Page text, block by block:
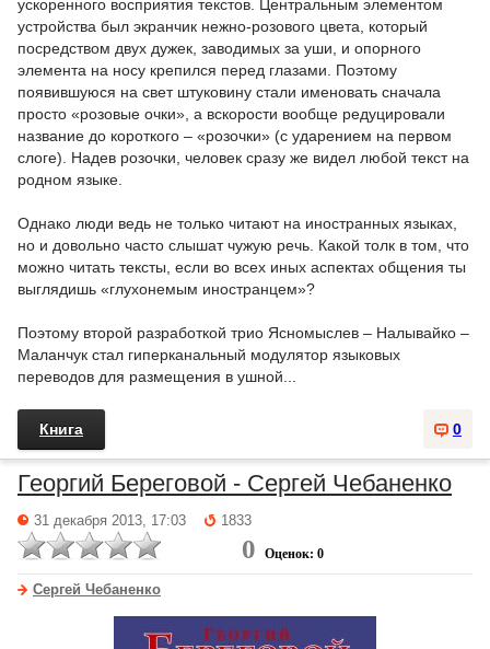
ускоренного восприятия текстов. Центральным элементом
устройства был экранчик нежно-розового цвета, который
посредством двух дужек, заводимых за уши, и опорного
элемента на носу крепился перед глазами. Поэтому
появившуюся на свет штуковину стали именовать сначала
просто «розовые очки», а вскорости вообще редуцировали
название до короткого – «розочки» (с ударением на первом
слоге). Надев розочки, человек сразу же видел любой текст на
родном языке.
Однако люди ведь не только читают на иностранных языках,
но и довольно часто слышат чужую речь. Какой толк в том, что
можно читать тексты, если во всех иных аспектах общения ты
выглядишь «глухонемым иностранцем»?
Поэтому второй разработкой трио Ясномыслев – Налывайко –
Маланчук стал гиперканальный модулятор языковых
переводов для размещения в ушной...
0
Книга
Георгий Береговой - Сергей Чебаненко
31 декабря 2013, 17:03 1833
0 Оценок: 0
Сергей Чебаненко